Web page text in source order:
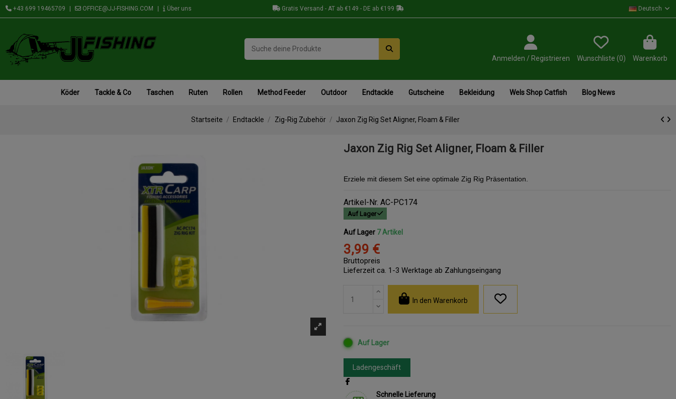
+43 699 19465709 OFFICE@JJ-FISHING.COM Über uns Gratis Versand - AT ab €149 - DE ab €199 Deutsch
Anmelden / Registrieren Wunschliste (0) Warenkorb
Köder Tackle & Co Taschen Ruten Rollen Method Feeder Outdoor Endtackle Gutscheine Bekleidung Wels Shop Catfish Blog News
Startseite Endtackle Zig-Rig Zubehör Jaxon Zig Rig Set Aligner, Floam & Filler
Jaxon Zig Rig Set Aligner, Floam & Filler
Erziele mit diesem Set eine optimale Zig Rig Präsentation.
Artikel-Nr. AC-PC174
Auf Lager
Auf Lager 7 Artikel
3,99 €
Bruttopreis
Lieferzeit ca. 1-3 Werktage ab Zahlungseingang
In den Warenkorb
Auf Lager
Ladengeschäft
Schnelle Lieferung